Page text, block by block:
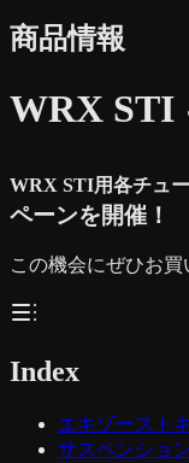
商品情報
WRX STI
WRX STI用各チュ
ペーンを開催！
この機会にぜひお買
Index
エキゾースト
サスペンショ